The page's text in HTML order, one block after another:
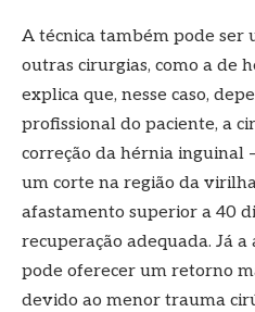
A técnica também pode
outras cirurgias, como a de
explica que, nesse caso,
profissional do paciente, a
correção da hérnia inguinal
um corte na região da
afastamento superior a 40
recuperação adequada. Já
pode oferecer um retorno
devido ao menor trauma